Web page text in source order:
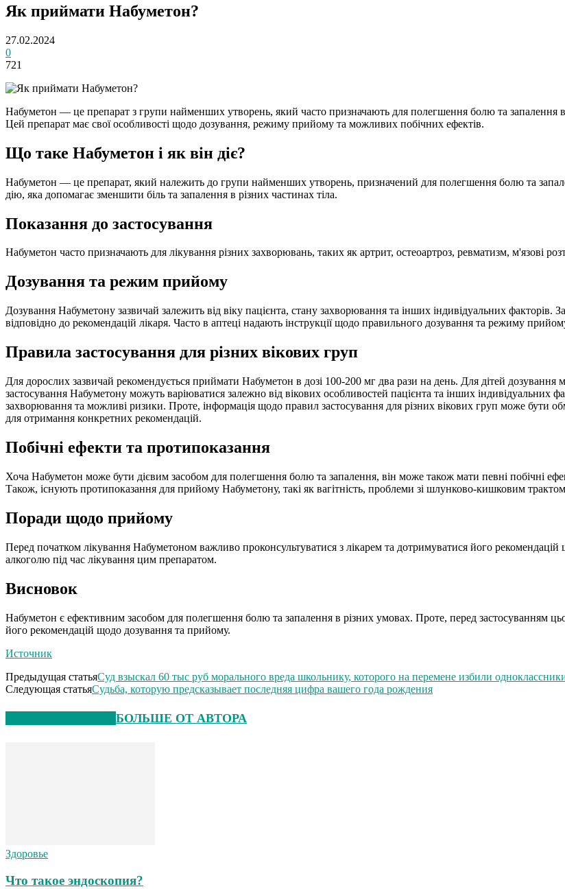
Як приймати Набуметон?
27.02.2024
0
721
Набуметон — це препарат з групи найменших утворень, який часто призначають для полегшення болю та запалення в
Цей препарат має свої особливості щодо дозування, режиму прийому та можливих побічних ефектів.
Що таке Набуметон і як він діє?
Набуметон — це препарат, який належить до групи найменших утворень, призначений для полегшення болю та
дію, яка допомагає зменшити біль та запалення в різних частинах тіла.
Показання до застосування
Набуметон часто призначають для лікування різних захворювань, таких як артрит, остеоартроз, ревматизм, м'язові
Дозування та режим прийому
Дозування Набуметону зазвичай залежить від віку пацієнта, стану захворювання та інших індивідуальних
відповідно до рекомендацій лікаря. Часто в аптеці надають інструкції щодо правильного дозування та режиму
Правила застосування для різних вікових груп
Для дорослих зазвичай рекомендується приймати Набуметон в дозі 100-200 мг два рази на день. Для дітей
застосування Набуметону можуть варіюватися залежно від вікових особливостей пацієнта та інших індивідуальних
захворювання та можливі ризики. Проте, інформація щодо правил застосування для різних вікових груп може бути
для отримання конкретних рекомендацій.
Побічні ефекти та протипоказання
Хоча Набуметон може бути дієвим засобом для полегшення болю та запалення, він може також мати певні побічні
Також, існують протипоказання для прийому Набуметону, такі як вагітність, проблеми зі шлунково-кишковим
Поради щодо прийому
Перед початком лікування Набуметоном важливо проконсультуватися з лікарем та дотримуватися його
алкоголю під час лікування цим препаратом.
Висновок
Набуметон є ефективним засобом для полегшення болю та запалення в різних умовах. Проте, перед застосуванням
його рекомендацій щодо дозування та прийому.
Источник
Предыдущая статьяСуд взыскал 60 тыс руб морального вреда школьнику, которого на перемене избили
Следующая статьяСудьба, которую предсказывает последняя цифра вашего года рождения
БОЛЬШЕ ОТ АВТОРА
Здоровье
Что такое эндоскопия?